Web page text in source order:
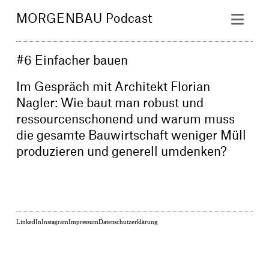
MORGENBAU Podcast
#6 Einfacher bauen
Im Gespräch mit Architekt Florian
Nagler: Wie baut man robust und
ressourcenschonend und warum muss
die gesamte Bauwirtschaft weniger Müll
produzieren und generell umdenken?
LinkedInInstagramImpressumDatenschutzerklärung